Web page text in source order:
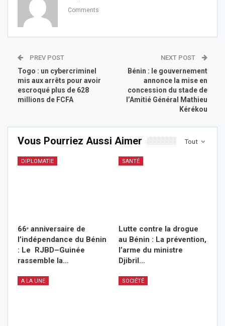
Comments
PREV POST
Togo : un cybercriminel
mis aux arrêts pour avoir
escroqué plus de 628
millions de FCFA
NEXT POST
Bénin : le gouvernement
annonce la mise en
concession du stade de
l’Amitié Général Mathieu
Kérékou
Tout
Vous Pourriez Aussi Aimer
DIPLOMATIE
66ᵉ anniversaire de
l’indépendance du Bénin
: Le RJBD–Guinée
rassemble la…
SANTÉ
Lutte contre la drogue
au Bénin : La prévention,
l’arme du ministre
Djibril…
A LA UNE SOCIÉTÉ